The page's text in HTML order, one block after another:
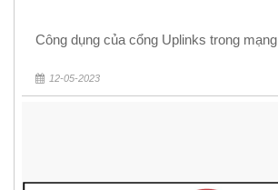
Công dụng của cổng Uplinks trong mạng
12-05-2023